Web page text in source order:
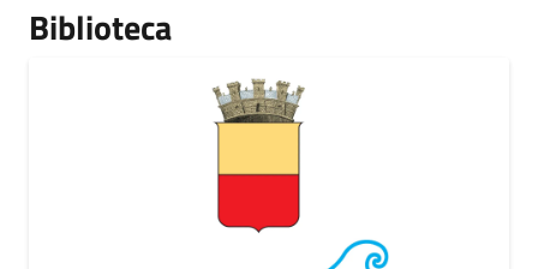
Biblioteca